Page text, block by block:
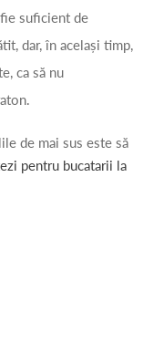
suficient de
dar, în același timp,
ca să nu
de mai sus este să
pentru bucatarii la